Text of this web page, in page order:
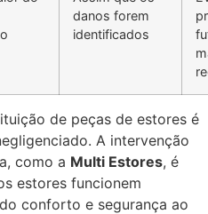
danos forem
identificados
de peças de estores é
A intervenção
como a Multi Estores, é
estores funcionem
conforto e segurança ao